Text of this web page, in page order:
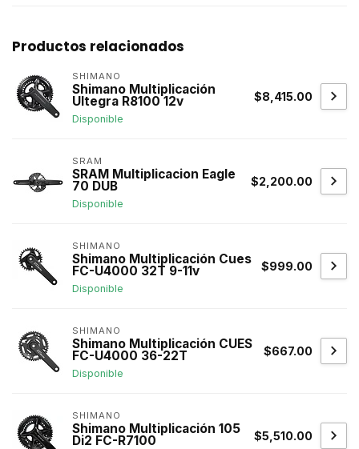
Productos relacionados
SHIMANO
Shimano Multiplicación
Ultegra R8100 12v
Disponible
$8,415.00
SRAM
SRAM Multiplicacion Eagle
70 DUB
Disponible
$2,200.00
SHIMANO
Shimano Multiplicación Cues
FC-U4000 32T 9-11v
Disponible
$999.00
SHIMANO
Shimano Multiplicación CUES
FC-U4000 36-22T
Disponible
$667.00
SHIMANO
Shimano Multiplicación 105
Di2 FC-R7100 $5,510.00